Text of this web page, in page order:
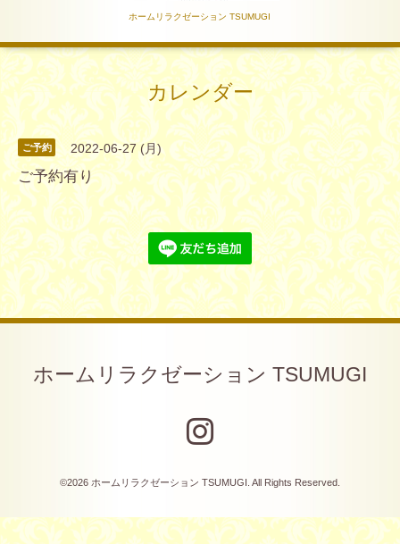
ホームリラクゼーション TSUMUGI
カレンダー
ご予約 2022-06-27 (月)
ご予約有り
ホームリラクゼーション TSUMUGI
©2026 ホームリラクゼーション TSUMUGI . All Rights Reserved.